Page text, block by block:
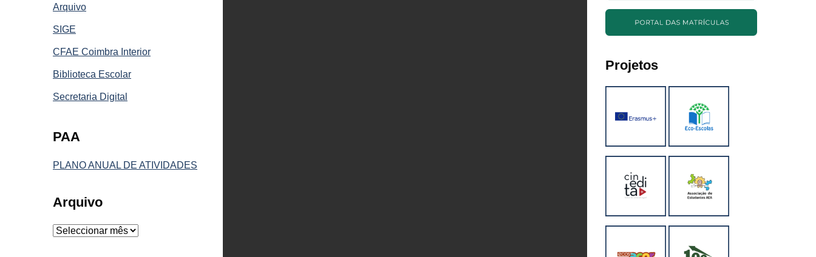
Arquivo
SIGE
CFAE Coimbra Interior
Biblioteca Escolar
Secretaria Digital
PAA
PLANO ANUAL DE ATIVIDADES
Arquivo
Arquivo
Projetos